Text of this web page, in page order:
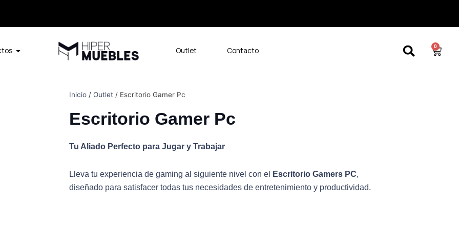
Open Productos Outlet Contacto
0
Cart
Inicio /Outlet / Escritorio Gamer Pc
Escritorio Gamer Pc
Tu Aliado Perfecto para Jugar y Trabajar
Lleva tu experiencia de gaming al siguiente nivel con el Escritorio Gamers PC,
diseñado para satisfacer todas tus necesidades de entretenimiento y productividad.